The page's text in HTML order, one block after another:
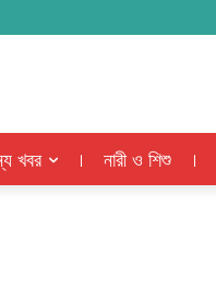
খবর নারী ও শিশু